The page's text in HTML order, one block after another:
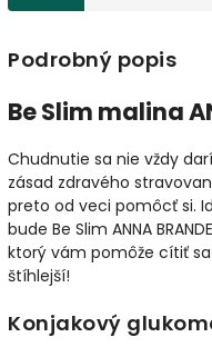
Podrobný popis
Be Slim malina
Chudnutie sa nie vždy
zásad zdravého
preto od veci pomôcť si.
bude Be Slim ANNA
ktorý vám pomôže cítiť
štíhlejší!
Konjakový